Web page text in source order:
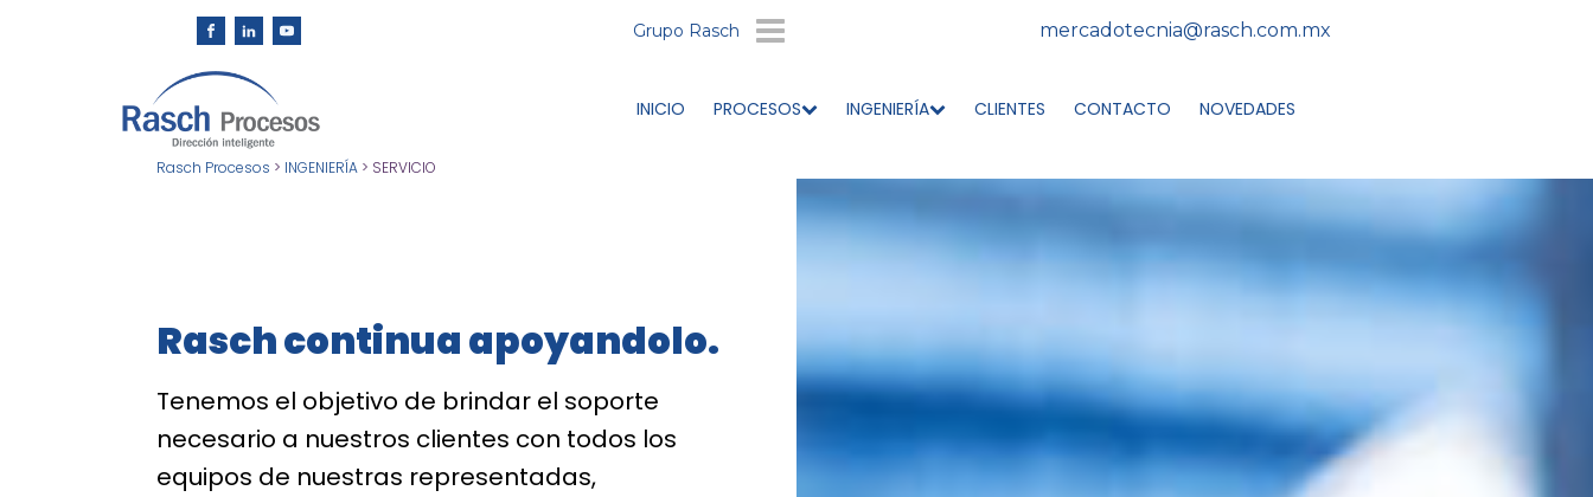
Grupo Rasch mercadotecnia@rasch.com.mx
INICIO PROCESOS INGENIERÍA CLIENTES CONTACTO NOVEDADES
Rasch Procesos > INGENIERÍA > SERVICIO
Rasch continua apoyandolo.
Tenemos el objetivo de brindar el soporte
necesario a nuestros clientes con todos los
equipos de nuestras representadas,